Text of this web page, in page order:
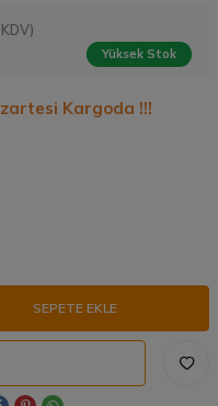
Yüksek Stok
Kargoda !!!
SEPETE EKLE